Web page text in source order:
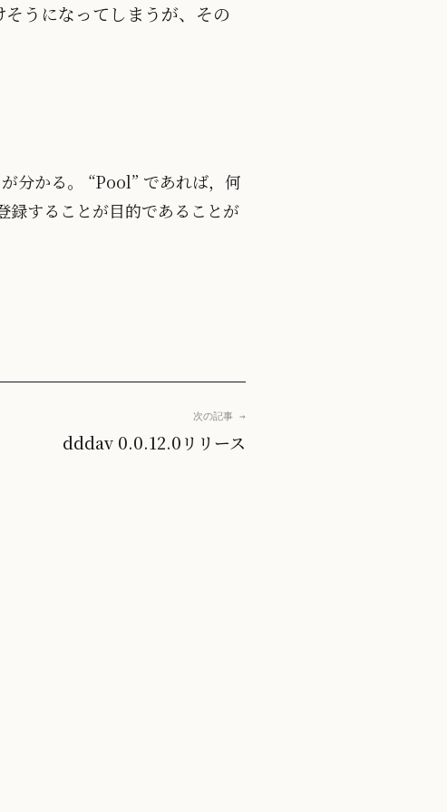
うになってしまうが、その
分かる。 “Pool” であれば，何
録することが目的であることが
次の記事 →
dddav 0.0.12.0リリース